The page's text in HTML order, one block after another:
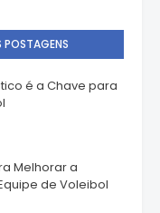
POSTAGENS
é a Chave para
Melhorar a
de Voleibol